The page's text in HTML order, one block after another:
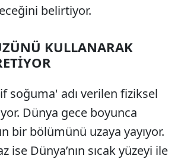
belirtiyor.
KULLANARAK
soğuma' adı verilen fiziksel
Dünya gece boyunca
bir bölümünü uzaya yayıyor.
ise Dünya’nın sıcak yüzeyi ile